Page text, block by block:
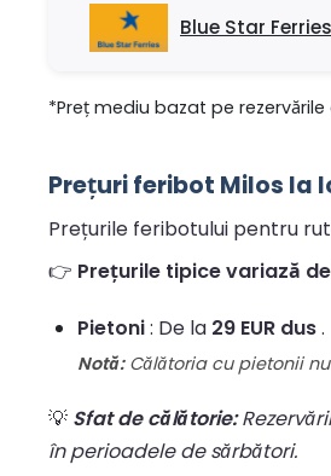
Blue Star Ferries
*Preț mediu bazat pe
Prețuri feribot Milos la
Prețurile feribotului pentru
👉 Prețurile tipice variază
Pietoni: De la 29 EUR dus.
Notă:Călătoria cu pietonii
💡 Sfat de călătorie:
în perioadele de sărbători.